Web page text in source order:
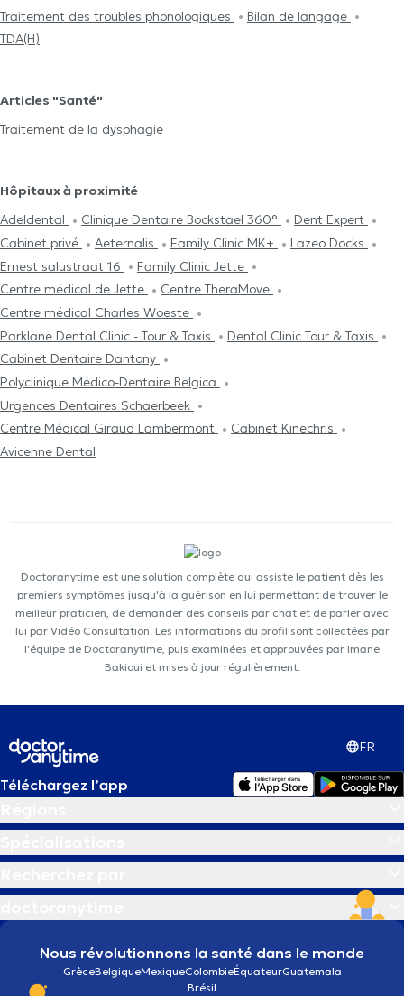
Traitement des troubles phonologiques
Bilan de langage
TDA(H)
Articles "Santé"
Traitement de la dysphagie
Hôpitaux à proximité
Adeldental
Clinique Dentaire Bockstael 360°
Dent Expert
Cabinet privé
Aeternalis Family Clinic MK+
Lazeo Docks
Ernest salustraat 16
Family Clinic Jette
Centre médical de Jette
Centre TheraMove
Centre médical Charles Woeste
Parklane Dental Clinic - Tour & Taxis
Dental Clinic Tour & Taxis
Cabinet Dentaire Dantony
Polyclinique Médico-Dentaire Belgica
Urgences Dentaires Schaerbeek
Centre Médical Giraud Lambermont
Cabinet Kinechris
Avicenne Dental
Doctoranytime est une solution complète qui assiste le patient dès les
premiers symptômes jusqu'à la guérison en lui permettant de trouver le
meilleur praticien, de demander des conseils par chat et de parler avec
lui par Vidéo Consultation. Les informations du profil sont collectées par
l'équipe de Doctoranytime, puis examinées et approuvées par Imane
Bakioui et mises à jour régulièrement.
FR
Téléchargez l’app
Nous révolutionnons la santé dans le monde
GrèceBelgiqueMexiqueColombieÉquateurGuatemala
Brésil